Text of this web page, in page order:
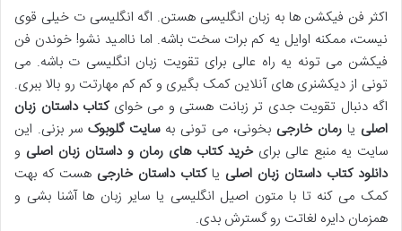
اکثر فن فیکشن ها به زبان انگلیسی هستن. اگه انگلیسی ت خیلی قوی
نیست، ممکنه اوایل یه کم برات سخت باشه. اما ناامید نشو! خوندن فن
فیکشن می تونه یه راه عالی برای تقویت زبان انگلیسی ت باشه. می
تونی از دیکشنری های آنلاین کمک بگیری و کم کم مهارتت رو بالا ببری.
اگه دنبال تقویت جدی تر زبانت هستی و می خوایکتاب داستان زبان
اصلی یا رمان خارجی بخونی، می تونی بهسایت گلوبوک سر بزنی. این
سایت یه منبع عالی برایخرید کتاب های رمان و داستان زبان اصلی و
دانلود کتاب داستان زبان اصلی یاکتاب داستان خارجی هست که بهت
کمک می کنه تا با متون اصیل انگلیسی یا سایر زبان ها آشنا بشی و
همزمان دایره لغاتت رو گسترش بدی.